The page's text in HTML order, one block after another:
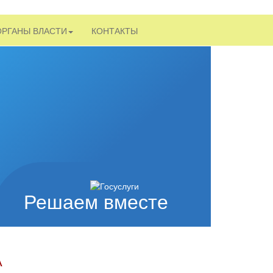
ВЛАСТИ КОНТАКТЫ
Решаем вместе